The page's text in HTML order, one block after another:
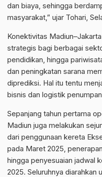
dan biaya, sehingga
masyarakat,” ujar Tohari,
Konektivitas
strategis bagi berbagai
pendidikan, hingga
dan peningkatan sarana
diprediksi. Hal itu tentu
bisnis dan logistik
Sepanjang tahun pertama
Madiun juga melakukan
dari penggunaan kereta
pada Maret 2025,
hingga penyesuaian jadwal
2025. Seluruhnya diarahkan